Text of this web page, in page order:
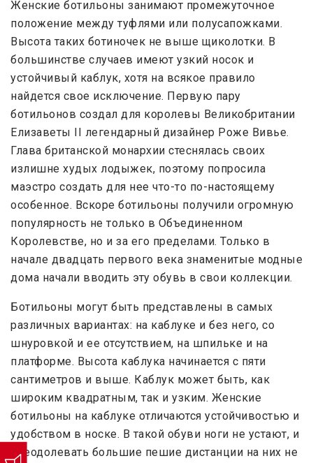
Женские ботильоны занимают промежуточное
положение между туфлями или полусапожками.
Высота таких ботиночек не выше щиколотки. В
большинстве случаев имеют узкий носок и
устойчивый каблук, хотя на всякое правило
найдется свое исключение. Первую пару
ботильонов создал для королевы Великобритании
Елизаветы ІІ легендарный дизайнер Роже Вивье.
Глава британской монархии стеснялась своих
излишне худых лодыжек, поэтому попросила
маэстро создать для нее что-то по-настоящему
особенное. Вскоре ботильоны получили огромную
популярность не только в Объединенном
Королевстве, но и за его пределами. Только в
начале двадцать первого века знаменитые модные
дома начали вводить эту обувь в свои коллекции.
Ботильоны могут быть представлены в самых
различных вариантах: на каблуке и без него, со
шнуровкой и ее отсутствием, на шпильке и на
платформе. Высота каблука начинается с пяти
сантиметров и выше. Каблук может быть, как
широким квадратным, так и узким. Женские
ботильоны на каблуке отличаются устойчивостью и
удобством в носке. В такой обуви ноги не устают, и
преодолевать большие пешие дистанции на них не